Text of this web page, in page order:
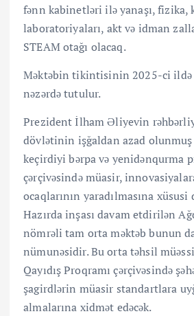
fənn kabinetləri ilə yanaşı, fizika,
laboratoriyaları, akt və idman
STEAM otağı olacaq.
Məktəbin tikintisinin 2025-ci ildə
nəzərdə tutulur.
Prezident İlham Əliyevin
dövlətinin işğaldan azad olunmuş
keçirdiyi bərpa və yenidənqurma
çərçivəsində müasir,
ocaqlarının yaradılmasına
Hazırda inşası davam etdirilən
nömrəli tam orta məktəb bunun
nümunəsidir. Bu orta təhsil
Qayıdış Proqramı çərçivəsində
şagirdlərin müasir standartlara
almalarına xidmət edəcək.